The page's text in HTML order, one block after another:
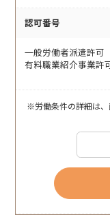
認可番号
一般労働者派遣許
有料職業紹介事業許
※労働条件の詳細は